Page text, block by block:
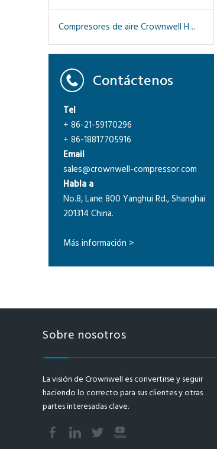
Compresores de aire Crownwell High Pression CWH
Contáctenos
Tel
+ 86-21-59170296
+ 86-18817705916
Email
sales@crownwell-compressor.com
Habla a
No.8, Lane 800 Yanghui Rd., Shanghai
201314 China.
Más información >
Sobre nosotros
La visión de Crownwell es convertirse y seguir
haciendo lo correcto para sus clientes y otras
partes interesadas clave.